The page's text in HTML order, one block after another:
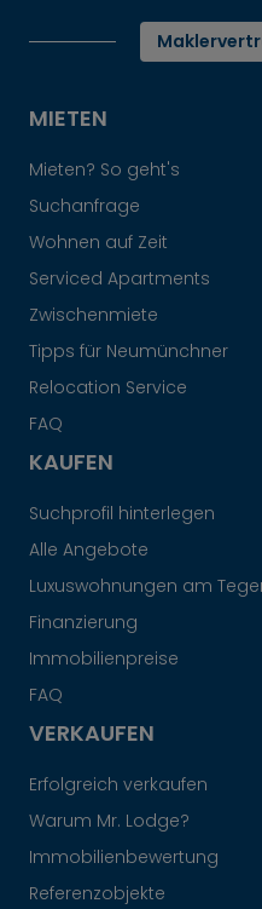
MIETEN
Mieten? So geht's
Suchanfrage
Wohnen auf Zeit
Serviced Apartments
Zwischenmiete
Tipps für Neumünchner
Relocation Service
FAQ
KAUFEN
Suchprofil hinterlegen
Alle Angebote
Luxuswohnungen am
Finanzierung
Immobilienpreise
FAQ
VERKAUFEN
Erfolgreich verkaufen
Warum Mr. Lodge?
Immobilienbewertung
Referenzobjekte